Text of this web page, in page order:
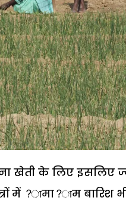
खेती के लिए इसलिए
में ?ामा?ाम बारिश